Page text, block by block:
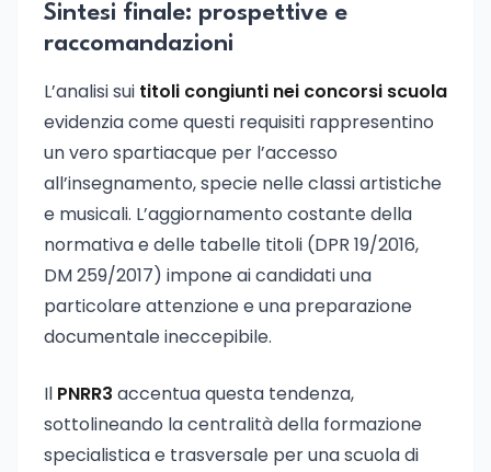
Sintesi finale: prospettive e
raccomandazioni
L’analisi sui titoli congiunti nei concorsi scuola
evidenzia come questi requisiti rappresentino
un vero spartiacque per l’accesso
all’insegnamento, specie nelle classi artistiche
e musicali. L’aggiornamento costante della
normativa e delle tabelle titoli (DPR 19/2016,
DM 259/2017) impone ai candidati una
particolare attenzione e una preparazione
documentale ineccepibile.
Il PNRR3 accentua questa tendenza,
sottolineando la centralità della formazione
specialistica e trasversale per una scuola di